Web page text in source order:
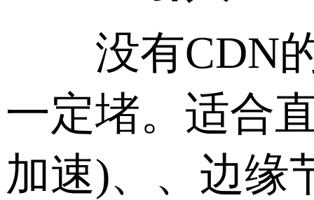
没有CDN的
一定堵。适合
加速)、、边缘